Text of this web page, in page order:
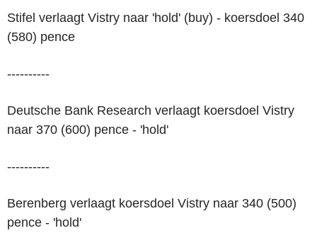
Stifel verlaagt Vistry naar 'hold' (buy) - koersdoel 340
(580) pence
----------
Deutsche Bank Research verlaagt koersdoel Vistry
naar 370 (600) pence - 'hold'
----------
Berenberg verlaagt koersdoel Vistry naar 340 (500)
pence - 'hold'